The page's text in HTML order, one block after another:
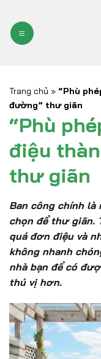
qua
nội
Trang chủ » “Phù
đường” thư giãn
“Phù
điệu
thư giãn
Ban công chính
chọn để thư giãn.
quá đơn điệu và
không nhanh
nhà bạn đểcó
thú vị hơn.